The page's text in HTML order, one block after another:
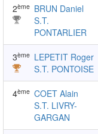
2ème BRUN Daniel
S.T.
PONTARLIER
3ème LEPETIT Roger
S.T. PONTOISE
4ème COET Alain
S.T. LIVRY-
GARGAN